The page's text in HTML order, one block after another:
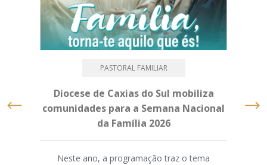
PASTORAL FAMILIAR
Diocese de Caxias do Sul mobiliza
comunidades para a Semana Nacional
da Família 2026
Neste ano, a programação traz o tema